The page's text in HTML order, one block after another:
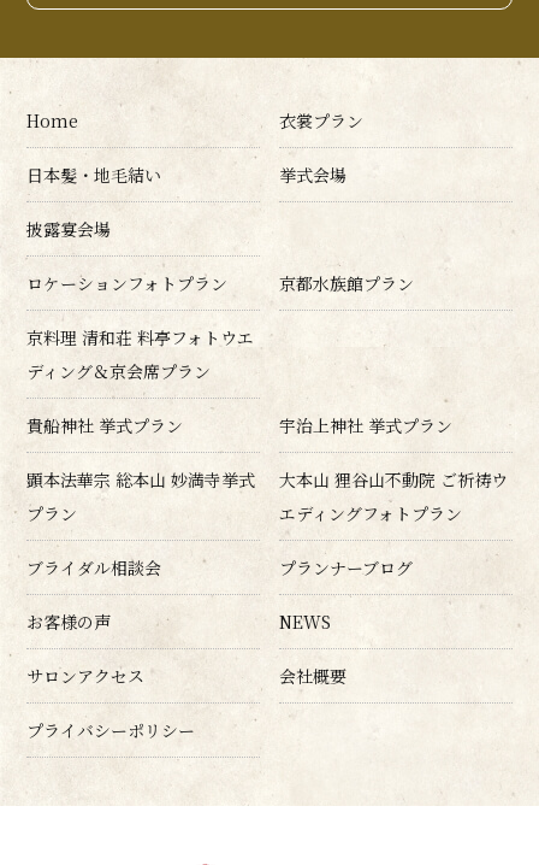
Home 衣裳プラン
日本髪・地毛結い 挙式会場
披露宴会場
ロケーションフォトプラン 京都水族館プラン
京料理 清和荘 料亭フォトウエ
ディング＆京会席プラン
貴船神社 挙式プラン 宇治上神社 挙式プラン
顕本法華宗 総本山 妙満寺挙式
プラン
大本山 狸谷山不動院 ご祈祷ウ
エディングフォトプラン
ブライダル相談会 プランナーブログ
お客様の声 NEWS
サロンアクセス 会社概要
プライバシーポリシー